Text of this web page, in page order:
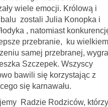
wiele emocji. Królową i
balu zostali Julia Konopka i
, natomiast
przebranie, ku
samej przebranej,
Szczepek. Wszyscy
bawili się korzystając z
się karnawału.
Radzie Rodziców, którzy